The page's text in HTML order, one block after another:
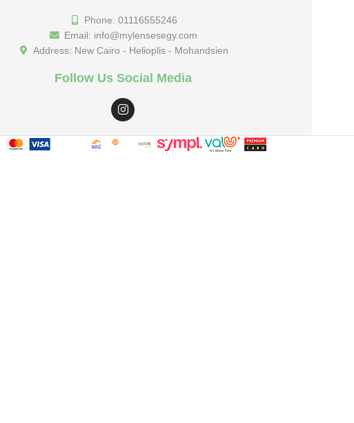
Phone: 01116555246
Email: info@mylensesegy.com
Address: New Cairo - Helioplis - Mohandsien
Follow Us Social Media